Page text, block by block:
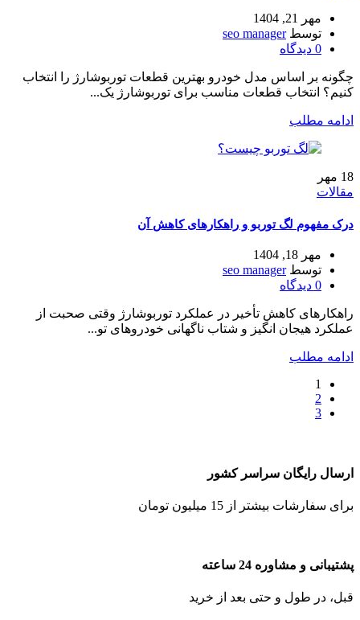
مهر 21, 1404
توسط seo manager
0 دیدگاه
چگونه بر اساس مدل خودرو بهترین قطعات توربوشارژ را انتخاب
کنیم؟ انتخاب قطعات مناسب برای توربوشارژ یک...
ادامه مطلب
18 مهر
مقالات
درک مفهوم لگ توربو و راهکارهای کاهش آن
مهر 18, 1404
توسط seo manager
0 دیدگاه
راهکارهای کاهش تأخیر در عملکرد توربوشارژ وقتی صحبت از
عملکرد هیجان انگیز و شتاب ناگهانی خودروهای تو...
ادامه مطلب
1
2
3
ارسال رایگان سراسر کشور
برای سفارشات بیشتر از 15 میلیون تومان
پشتیبانی و مشاوره 24 ساعته
قبل، در طول و حتی بعد از خرید